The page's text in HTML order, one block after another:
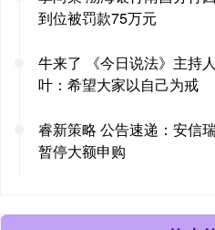
到位被罚款75万元
牛来了 《今日说法》主持
叶：希望大家以自己为戒
睿新策略 公告速递：安信
暂停大额申购